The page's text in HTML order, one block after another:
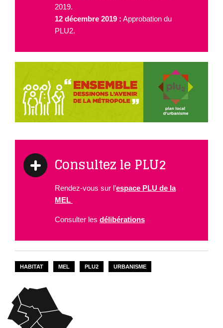
2019.
12 décembre 2019 : Approbation du
PLU2.
Consultez le PLU2
Rendez-vous sur l’espace PLU de la
MEL
Consulter les délibérations
HABITAT MEL PLU2 URBANISME